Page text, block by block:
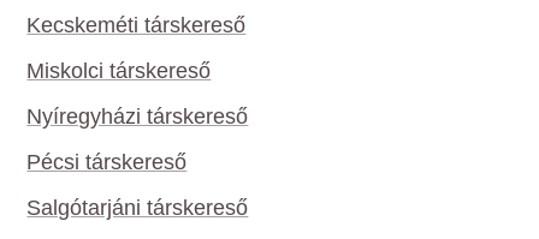
Kecskeméti társkereső
Miskolci társkereső
Nyíregyházi társkereső
Pécsi társkereső
Salgótarjáni társkereső